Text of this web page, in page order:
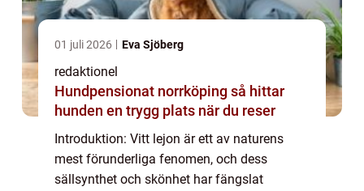
01 juli 2026 Eva Sjöberg
redaktionel
Hundpensionat norrköping så hittar
hunden en trygg plats när du reser
Introduktion: Vitt lejon är ett av naturens
mest förunderliga fenomen, och dess
sällsynthet och skönhet har fängslat